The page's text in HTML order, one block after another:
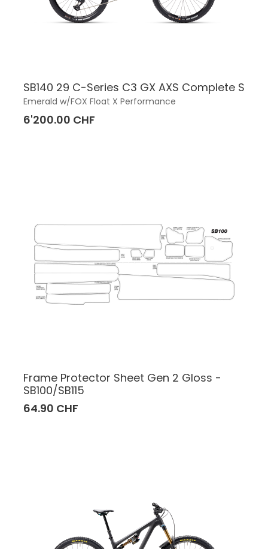
SB140 29 C-Series C3 GX AXS Complete S
Emerald w/FOX Float X Performance
6'200.00 CHF
Frame Protector Sheet Gen 2 Gloss -
SB100/SB115
64.90 CHF